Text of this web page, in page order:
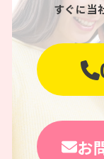
すぐに当
お